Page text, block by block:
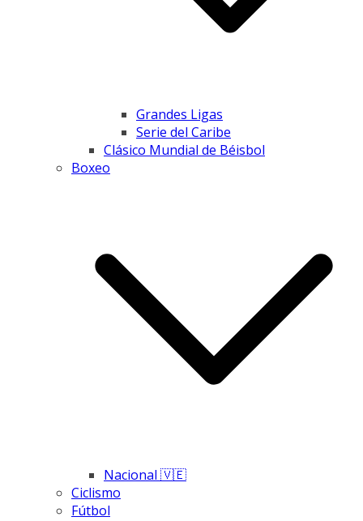
Grandes Ligas
Serie del Caribe
Clásico Mundial de Béisbol
Boxeo
Nacional 🇻🇪
Ciclismo
Fútbol